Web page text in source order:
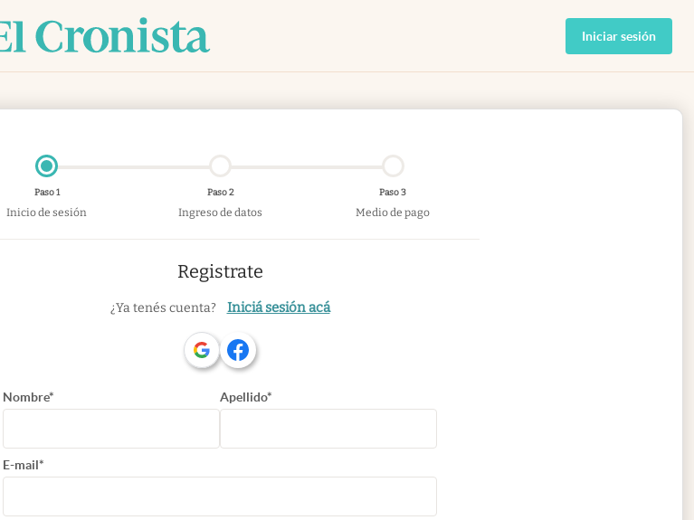
Iniciar sesión
Paso 1
Inicio de sesión
Paso 2
Ingreso de datos
Paso 3
Medio de pago
Registrate
¿Ya tenés cuenta? Iniciá sesión acá
Nombre* Apellido*
E-mail*